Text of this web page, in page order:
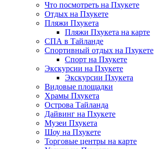
Что посмотреть на Пхукете
Отдых на Пхукете
Пляжи Пхукета
Пляжи Пхукета на карте
СПА в Тайланде
Спортивный отдых на Пхукете
Спорт на Пхукете
Экскурсии на Пхукете
Экскурсии Пхукета
Видовые площадки
Храмы Пхукета
Острова Тайланда
Дайвинг на Пхукете
Музеи Пхукета
Шоу на Пхукете
Торговые центры на карте